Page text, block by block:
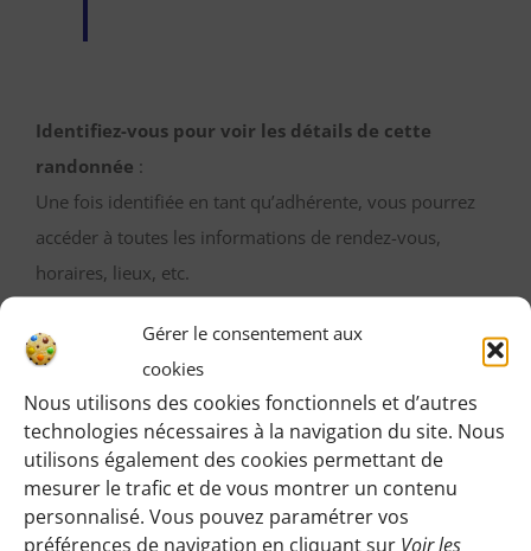
Gérer le consentement aux
cookies
Nous utilisons des cookies fonctionnels et d’autres
technologies nécessaires à la navigation du site. Nous
utilisons également des cookies permettant de
mesurer le trafic et de vous montrer un contenu
personnalisé. Vous pouvez paramétrer vos
préférences de navigation en cliquant sur Voir les
Identifiez-vous pour voir les détails de cette
randonnée :
Une fois identifiée en tant qu’adhérente, vous pourrez
accéder à toutes les informations de rendez-vous,
horaires, lieux, etc.
M’IDENTIFIER
Vous pouvez participer gratuitement à deux
randonnées d’essai sans engagement de votre part
: